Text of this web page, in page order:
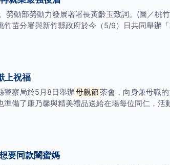
動部勞動力發展署署長黃齡玉致詞。(圖／桃
苗分署與新竹縣政府於今（5/9）日共同舉辦
上祝福
警察局於5月8日舉辦母親節茶會，向身兼母職
備了康乃馨與精美禮品送給在場每位同仁，活
要同款閨蜜媽